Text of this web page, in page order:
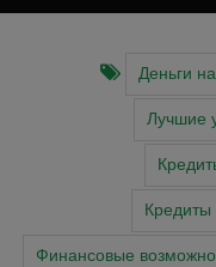
Деньги
Лучшие
Кредиты
Финансовые